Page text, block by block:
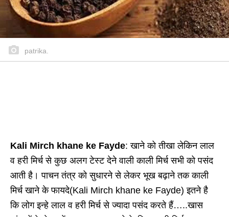
patrika.
Kali Mirch khane ke Fayde: खाने को तीखा लेकिन लाल
व हरी मिर्च से कुछ अलग टेस्ट देने वाली काली मिर्च सभी को पसंद
आती है। पाचन तंत्र को सुधारने से लेकर भूख बढ़ाने तक काली
मिर्च खाने के फायदे(Kali Mirch khane ke Fayde) इतने है
कि लोग इन्हे लाल व हरी मिर्च से ज्यादा पसंद करते हैं…..खास